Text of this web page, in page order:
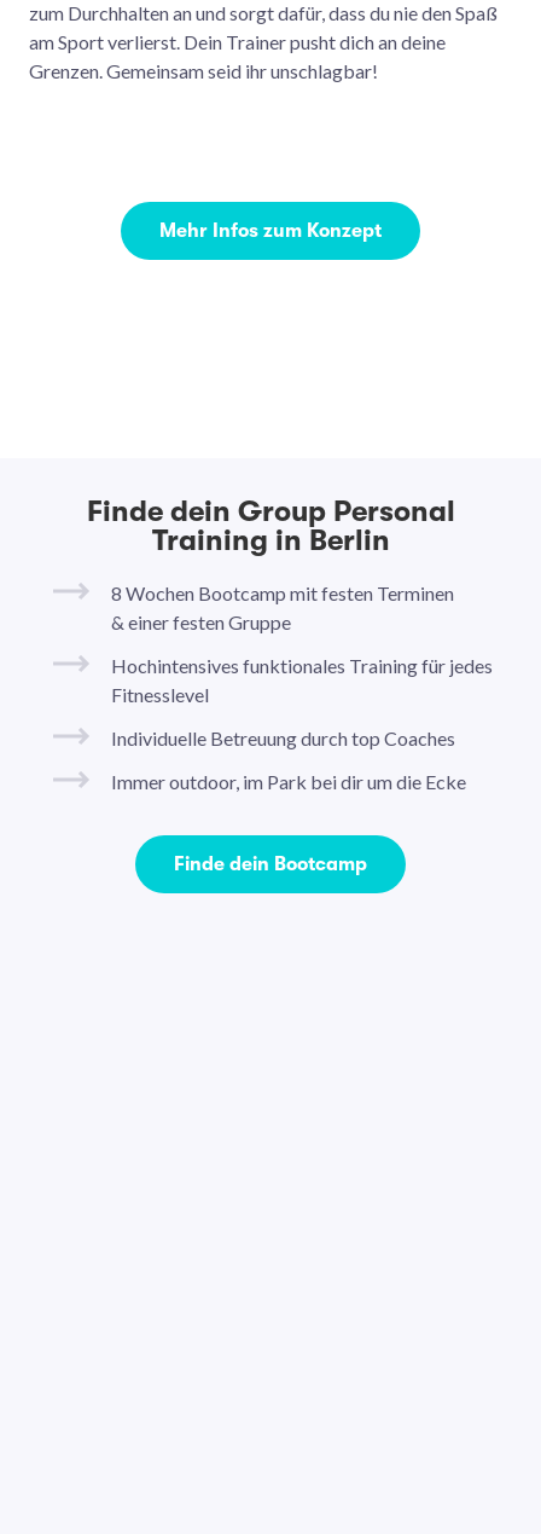
zum Durchhalten an und sorgt dafür, dass du nie den Spaß
am Sport verlierst. Dein Trainer pusht dich an deine
Grenzen. Gemeinsam seid ihr unschlagbar!
Mehr Infos zum Konzept
Finde dein Group Personal
Training in Berlin
8 Wochen Bootcamp mit festen Terminen
& einer festen Gruppe
Hochintensives funktionales Training für jedes
Fitnesslevel
Individuelle Betreuung durch top Coaches
Immer outdoor, im Park bei dir um die Ecke
Finde dein Bootcamp